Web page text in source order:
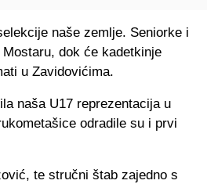
naše zemlje. Seniorke i
dok će kadetkinje
u Zavidovićima.
naša U17 reprezentacija u
odradile su i prvi
te stručni štab zajedno s